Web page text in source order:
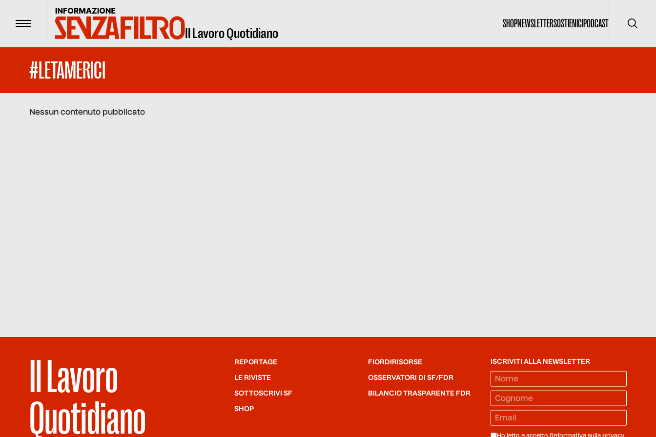
Menu Il Lavoro Quotidiano
SHOPNEWSLETTERSOSTIENICIPODCAST Cerca
#LETAMERICI
Nessun contenuto pubblicato
Il Lavoro
Quotidiano
REPORTAGE
LE RIVISTE
SOTTOSCRIVI SF
SHOP
FIORDIRISORSE
OSSERVATORI DI SF/FDR
BILANCIO TRASPARENTE FDR
ISCRIVITI ALLA NEWSLETTER
Ho letto e accetto l'informativa sulla privacy